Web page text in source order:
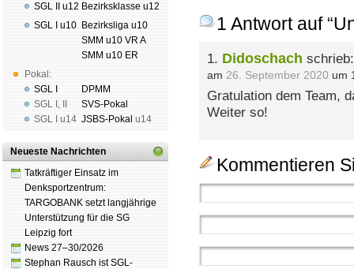
SGL II u12
SGL I u10
Pokal:
SGL I
SGL I ,
SGL I
u14
Bezirksklasse u12
Bezirksliga u10
SMM u10 VR A
SMM u10 ER
DPMM
SVS-Pokal
JSBS-Pokal u14
Neueste Nachrichten
Tatkräftiger Einsatz im
Denksportzentrum:
TARGOBANK setzt langjährige
Unterstützung für die SG
Leipzig fort
News 27–30/2026
Stephan Rausch ist SGL-
1 Antwort auf
1. Didoschach schrieb:
am 26. September 2020 um
Gratulation dem Team,
Weiter so!
Kommentieren